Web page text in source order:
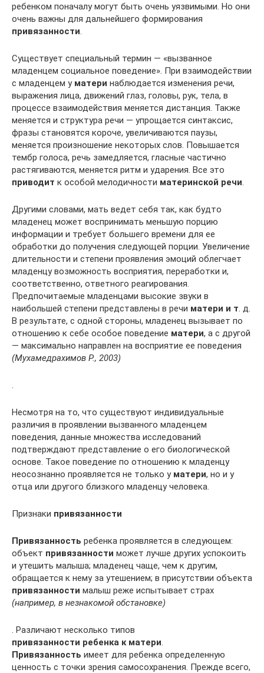
ребенком поначалу могут быть очень уязвимыми. Но они
очень важны для дальнейшего формирования
привязанности.
Существует специальный термин — «вызванное
младенцем социальное поведение». При взаимодействии
с младенцем у матери наблюдается изменения речи,
выражения лица, движений глаз, головы, рук, тела, в
процессе взаимодействия меняется дистанция. Также
меняется и структура речи — упрощается синтаксис,
фразы становятся короче, увеличиваются паузы,
меняется произношение некоторых слов. Повышается
тембр голоса, речь замедляется, гласные частично
растягиваются, меняется ритм и ударения. Все это
приводит к особой мелодичности материнской речи.
Другими словами, мать ведет себя так, как будто
младенец может воспринимать меньшую порцию
информации и требует большего времени для ее
обработки до получения следующей порции. Увеличение
длительности и степени проявления эмоций облегчает
младенцу возможность восприятия, переработки и,
соответственно, ответного реагирования.
Предпочитаемые младенцами высокие звуки в
наибольшей степени представлены в речи матери и т. д.
В результате, с одной стороны, младенец вызывает по
отношению к себе особое поведение матери, а с другой
— максимально направлен на восприятие ее поведения
(Мухамедрахимов Р., 2003)
.
Несмотря на то, что существуют индивидуальные
различия в проявлении вызванного младенцем
поведения, данные множества исследований
подтверждают представление о его биологической
основе. Такое поведение по отношению к младенцу
неосознанно проявляется не только у матери, но и у
отца или другого близкого младенцу человека.
Признаки привязанности
Привязанность ребенка проявляется в следующем:
объект привязанности может лучше других успокоить
и утешить малыша; младенец чаще, чем к другим,
обращается к нему за утешением; в присутствии объекта
привязанности малыш реже испытывает страх
(например, в незнакомой обстановке)
. Различают несколько типов
привязанности ребенка к матери.
Привязанность имеет для ребенка определенную
ценность с точки зрения самосохранения. Прежде всего,